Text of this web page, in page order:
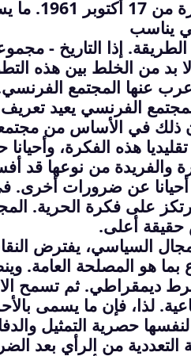
يناسب
إذا التاريخ -
بد من الخلط بين هذه
عنها المجتمع الفرنسي
الفرنسي يعيد
ذلك في الأساس من
هذه الفكرة، وأحيانا
والفريدة من نوعها قد
عن ضرورات أخرى.
على فكرة الحرية.
أعلى.
السياسي، يفترض
بما هو المصلحة
ديمقراطي. ثم تسمح
لذا، فإن ما يسمى
حصرية التمثيل
من الرأي بعد